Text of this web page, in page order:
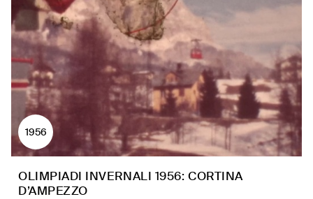
1956
OLIMPIADI INVERNALI 1956: CORTINA
D’AMPEZZO